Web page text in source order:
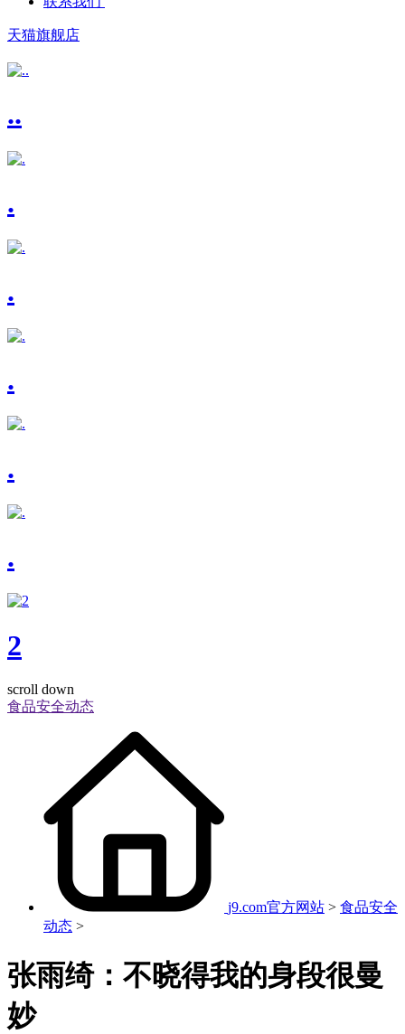
天猫旗舰店
..
.
.
.
.
.
2
scroll down
食品安全动态
j9.com官方网站 > 食品安全
动态 >
张雨绮：不晓得我的身段很曼
妙